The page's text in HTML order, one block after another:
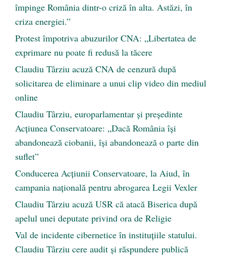
împinge România dintr-o criză în alta. Astăzi, în
criza energiei.”
Protest împotriva abuzurilor CNA: „Libertatea de
exprimare nu poate fi redusă la tăcere
Claudiu Târziu acuză CNA de cenzură după
solicitarea de eliminare a unui clip video din mediul
online
Claudiu Târziu, europarlamentar și președinte
Acțiunea Conservatoare: „Dacă România își
abandonează ciobanii, își abandonează o parte din
suflet”
Conducerea Acțiunii Conservatoare, la Aiud, în
campania națională pentru abrogarea Legii Vexler
Claudiu Târziu acuză USR că atacă Biserica după
apelul unei deputate privind ora de Religie
Val de incidente cibernetice în instituțiile statului.
Claudiu Târziu cere audit și răspundere publică